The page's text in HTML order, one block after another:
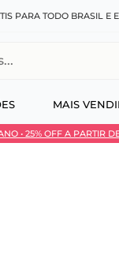
PARA TODO BRASIL E
MAIS
• 25% OFF A PARTIR